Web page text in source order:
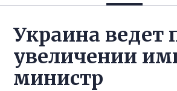
Украина ведет
увеличении
министр